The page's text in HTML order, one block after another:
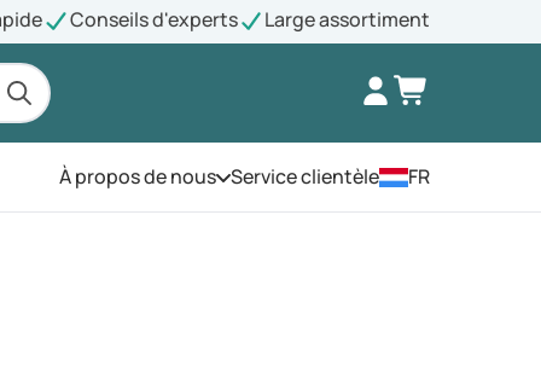
Conseils d'experts Large assortiment
À propos de nousOuvrez le menu
Service clientèle FR